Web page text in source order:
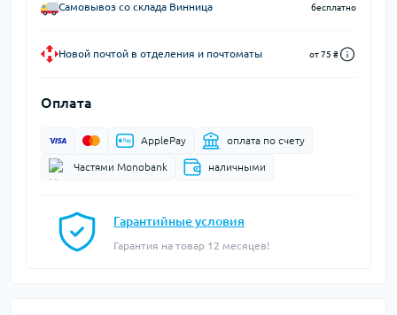
Самовывоз со склада Винница бесплатно
Новой почтой в отделения и почтоматы от 75 ₴
Оплата
ApplePay оплата по счету
Частями Monobank наличными
Гарантийные условия
Гарантия на товар 12 месяцев!